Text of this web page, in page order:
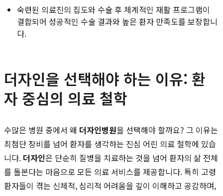
숙련된 의료진의 집도와 수술 후 체계적인 재활 프로그램이
결합되어 성공적인 수술 결과와 높은 환자 만족도를 보장합니
다.
더자인을 선택해야 하는 이유: 환
자 중심의 의료 철학
수많은 병원 중에서 왜 더자인병원을 선택해야 할까요? 그 이유는
최첨단 장비를 넘어 환자를 생각하는 진심 어린 의료 철학에 있습
니다. 더자인은 단순히 질병을 치료하는 것을 넘어 환자의 삶 전체
를 돌본다는 마음으로 모든 의료 서비스를 제공합니다. 특히 고령
환자들이 겪는 신체적, 심리적 어려움을 깊이 이해하고 공감하며,